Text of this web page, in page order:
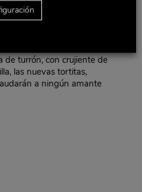
el próximo 10 de
deliciosas Tortitas de
de turrón, con crujiente de
las nuevas tortitas,
a ningún amante